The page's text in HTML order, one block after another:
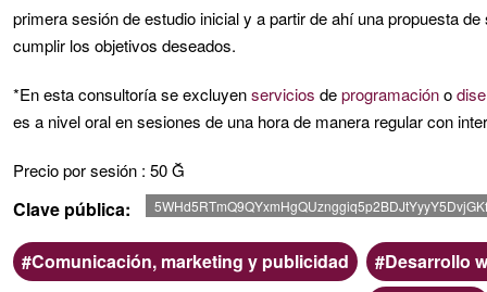
primera sesión de estudio inicial y a partir de ahí una propuesta
cumplir los objetivos deseados.
*En esta consultoría se excluyenservicios deprogramacióno
es a nivel oral en sesiones de una hora de manera regular con
Precio por sesión : 50 Ğ
Clave pública
Ámbito
Comunicación, marketing y publicidad Categoria
Desarrollo